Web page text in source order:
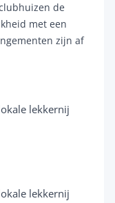
de
met een
zijn af
lekkernij
lekkernij